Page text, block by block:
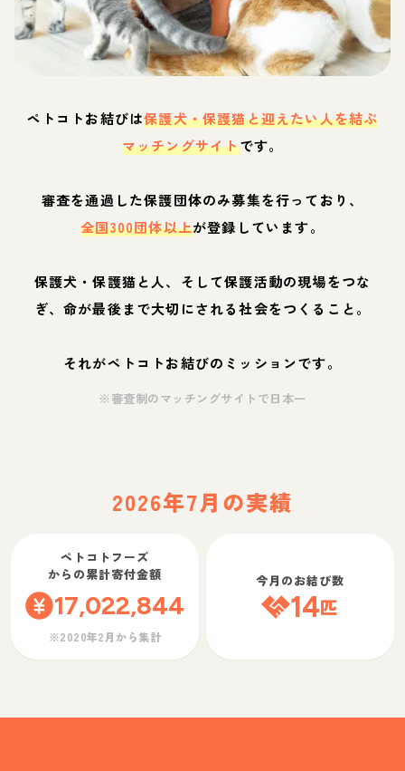
ペトコトお結びは保護犬・保護猫と迎えたい人を結ぶ
マッチングサイトです。
審査を通過した保護団体のみ募集を行っており、
全国300団体以上が登録しています。
保護犬・保護猫と人、そして保護活動の現場をつな
ぎ、命が最後まで大切にされる社会をつくること。
それがペトコトお結びのミッションです。
※審査制のマッチングサイトで日本一
2026年7月の実績
ペトコトフーズ
からの累計寄付金額
17,022,844
※2020年2月から集計
今月のお結び数
14匹